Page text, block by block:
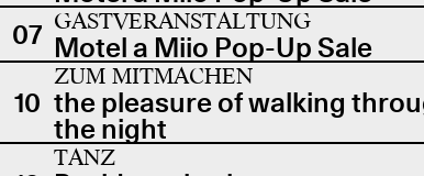
07 GASTVERANSTALTUNG
Motel a Miio Pop-Up Sale
10
ZUM MITMACHEN
the pleasure of walking
the night
TANZ